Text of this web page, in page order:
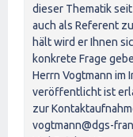
dieser Thematik
auch als Referent
hält wird er Ihnen
konkrete Frage
Herrn Vogtmann im
veröffentlicht ist
zur
vogtmann@dgs-